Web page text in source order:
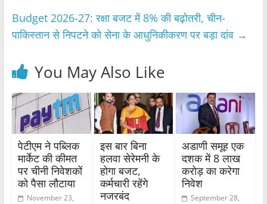
k
Budget 2026-27: रक्षा बजट में 8% की बढ़ोतरी, चीन-
पाकिस्तान से निपटने को सेना के आधुनिकीकरण पर बड़ा दांव →
You May Also Like
पेटीएम ने पब्लिक
मार्केट की कीमत
पर चीनी निवेशकों
को पैसा लौटाया
November 23,
इस बार बिना
हलवा सेरेमनी के
होगा बजट,
कर्मचारी रहेंगे
नजरबंद
अडाणी समूह एक
दशक में 8 लाख
करोड़ का करेगा
निवेश
September 28,